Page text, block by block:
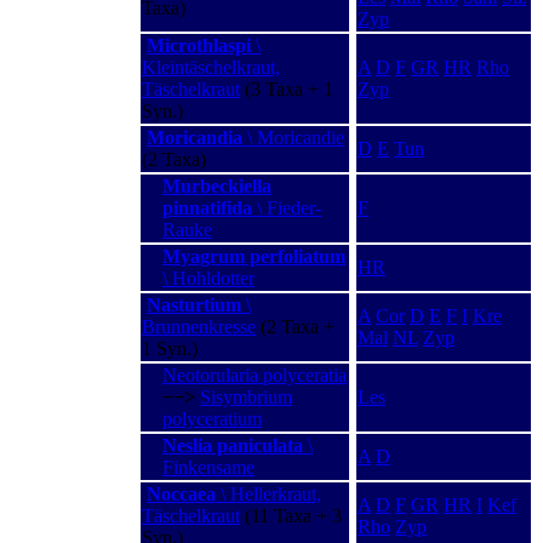
Taxa)
Zyp
Microthlaspi \
Kleintäschelkraut,
Täschelkraut (3 Taxa + 1
Syn.)
A D F GR HR Rho
Zyp
Moricandia \ Moricandie
(2 Taxa)
D E Tun
Murbeckiella
pinnatifida \ Fieder-
Rauke
F
Myagrum perfoliatum
\ Hohldotter
HR
Nasturtium \
Brunnenkresse (2 Taxa +
1 Syn.)
A Cor D E F I Kre
Mal NL Zyp
Neotorularia polyceratia
−−> Sisymbrium
polyceratium
Les
Neslia paniculata \
Finkensame
A D
Noccaea \ Hellerkraut,
Täschelkraut (11 Taxa + 3
Syn.)
A D F GR HR I Kef
Rho Zyp